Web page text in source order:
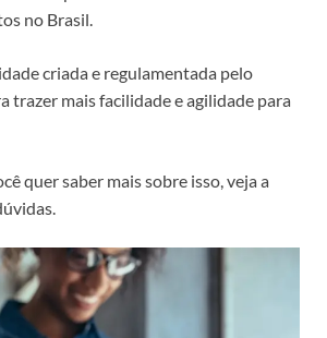
no Brasil.
criada e regulamentada pelo
trazer mais facilidade e agilidade para
quer saber mais sobre isso, veja a